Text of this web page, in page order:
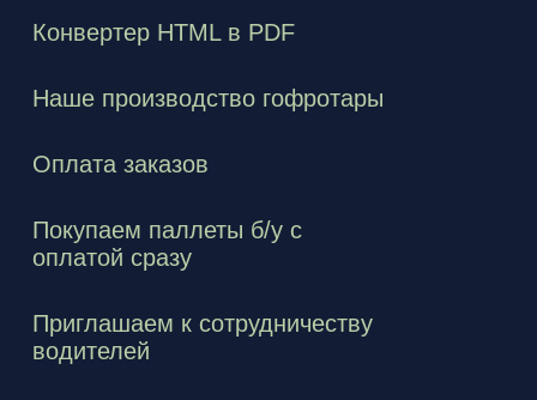
Конвертер HTML в PDF
Наше производство гофротары
Оплата заказов
Покупаем паллеты б/у с
оплатой сразу
Приглашаем к сотрудничеству
водителей